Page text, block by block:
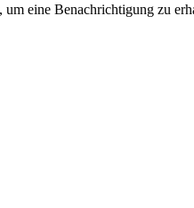
eine Benachrichtigung zu